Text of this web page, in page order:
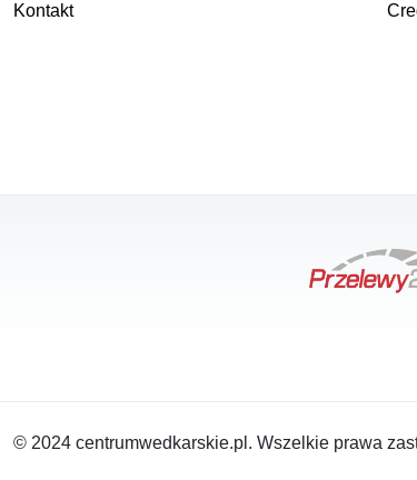
Kontakt
© 2024 centrumwedkarskie.pl. Wszelkie prawa